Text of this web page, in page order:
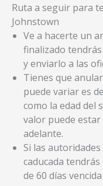
Ruta a seguir para
Johnstown
Ve a hacerte un
finalizado
y enviarlo a las
Tienes que
puede variar es
como la edad del
valor puede
adelante.
Si las
caducada
de 60 días